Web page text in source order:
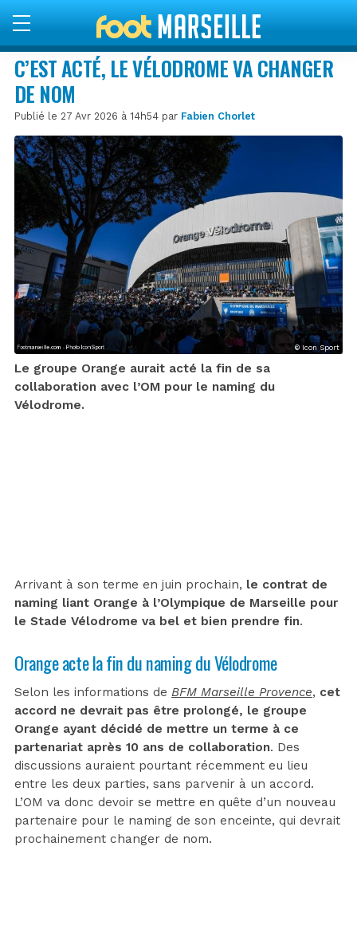
C’EST ACTÉ, LE VÉLODROME VA CHANGER
DE NOM
Publié le 27 Avr 2026 à 14h54 par Fabien Chorlet
© Icon Sport
Le groupe Orange aurait acté la fin de sa
collaboration avec l’OM pour le naming du
Vélodrome.
Arrivant à son terme en juin prochain, le contrat de
naming liant Orange à l’Olympique de Marseille pour
le Stade Vélodrome va bel et bien prendre fin.
Orange acte la fin du naming du Vélodrome
Selon les informations de BFM Marseille Provence, cet
accord ne devrait pas être prolongé, le groupe
Orange ayant décidé de mettre un terme à ce
partenariat après 10 ans de collaboration. Des
discussions auraient pourtant récemment eu lieu
entre les deux parties, sans parvenir à un accord.
L’OM va donc devoir se mettre en quête d’un nouveau
partenaire pour le naming de son enceinte, qui devrait
prochainement changer de nom.